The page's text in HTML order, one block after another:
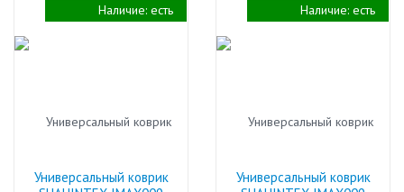
Универсальный коврик
Наличие: есть
Универсальный коврик
Наличие: есть